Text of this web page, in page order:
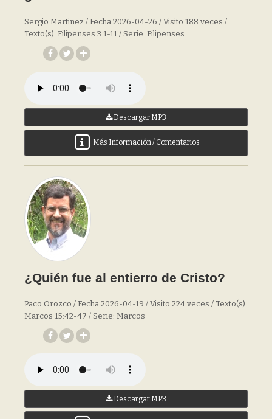
Sergio Martinez / Fecha 2026-04-26 / Visito 188 veces /
Texto(s): Filipenses 3:1-11 / Serie: Filipenses
Descargar MP3
Más Información / Comentarios
¿Quién fue al entierro de Cristo?
Paco Orozco / Fecha 2026-04-19 / Visito 224 veces / Texto(s):
Marcos 15:42-47 / Serie: Marcos
Descargar MP3